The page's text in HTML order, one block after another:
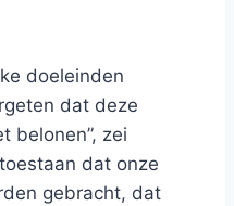
doeleinden
dat deze
belonen”, zei
​​dat onze
gebracht, dat